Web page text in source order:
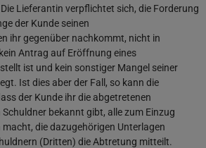
Lieferantin verpflichtet sich, die Forderung
der Kunde seinen
ihr gegenüber nachkommt, nicht in
Antrag auf Eröffnung eines
ist und kein sonstiger Mangel seiner
Ist dies aber der Fall, so kann die
der Kunde ihr die abgetretenen
bekannt gibt, alle zum Einzug
die dazugehörigen Unterlagen
(Dritten) die Abtretung mitteilt.